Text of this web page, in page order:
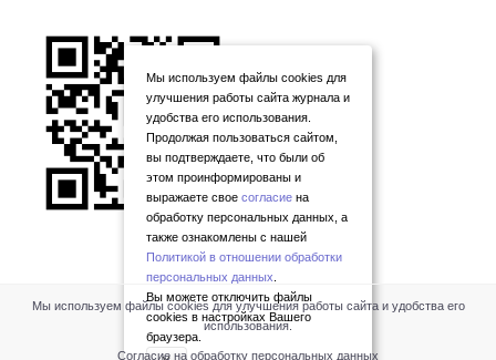
Мы используем файлы cookies для
улучшения работы сайта журнала и
удобства его использования.
Продолжая пользоваться сайтом,
вы подтверждаете, что были об
этом проинформированы и
выражаете свое согласие на
обработку персональных данных, а
также ознакомлены с нашей
Политикой в отношении обработки
персональных данных
Вы можете отключить файлы
cookies в настройках Вашего
браузера.
Мы используем файлы cookies для улучшения работы сайта и удобства его
использования.
Согласие на обработку персональных данных